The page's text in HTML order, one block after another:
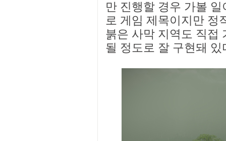
만 진행할 경우 가볼
로 게임 제목이지만 정
붉은 사막 지역도 직접
될 정도로 잘 구현돼 있